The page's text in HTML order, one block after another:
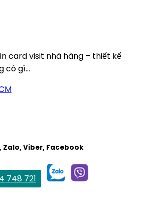
card visit nhà hàng – thiết kế
có gì...
Zalo, Viber, Facebook
748 721